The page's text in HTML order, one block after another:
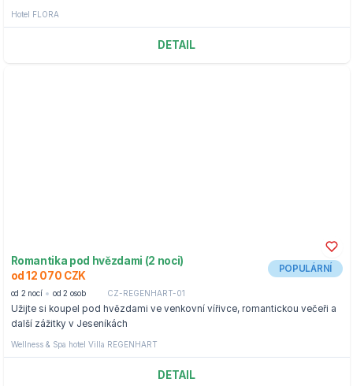
Hotel FLORA
DETAIL
Romantika pod hvězdami (2 noci)
od 12 070 CZK
POPULÁRNÍ
od 2 nocí od 2 osob CZ-REGENHART-01
Užijte si koupel pod hvězdami ve venkovní vířivce, romantickou večeři a
další zážitky v Jeseníkách
Wellness & Spa hotel Villa REGENHART
DETAIL